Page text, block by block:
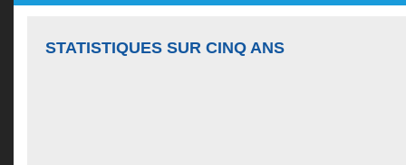
STATISTIQUES SUR CINQ ANS